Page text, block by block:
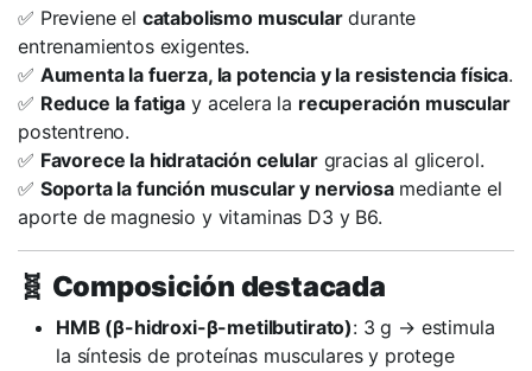
✅ Previene el catabolismo musculardurante
entrenamientos exigentes.
✅ Aumenta la fuerza, la potencia y la resistencia física.
✅ Reduce la fatiga y acelera la recuperación muscular
postentreno.
✅ Favorece la hidratación celulargracias al glicerol.
✅ Soporta la función muscular y nerviosamediante el
aporte de magnesio y vitaminas D3 y B6.
🧬 Composición destacada
HMB (β-hidroxi-β-metilbutirato): 3 g → estimula
la síntesis de proteínas musculares y protege